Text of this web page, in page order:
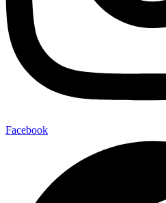
Facebook